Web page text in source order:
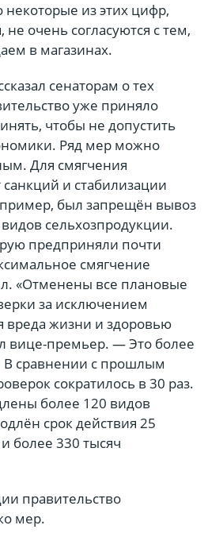
некоторые из этих цифр,
очень согласуются с тем,
в магазинах.
сенаторам о тех
уже приняло
чтобы не допустить
Ряд мер можно
Для смягчения
и стабилизации
был запрещён вывоз
сельхозпродукции.
предприняли почти
смягчение
«Отменены все плановые
за исключением
вреда жизни и здоровью
вице-премьер. — Это более
В сравнении с прошлым
сократилось в 30 раз.
более 120 видов
срок действия 25
более 330 тысяч
правительство
мер.